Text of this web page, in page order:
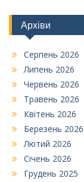
Архіви
Серпень 2026
Липень 2026
Червень 2026
Травень 2026
Квітень 2026
Березень 2026
Лютий 2026
Січень 2026
Грудень 2025